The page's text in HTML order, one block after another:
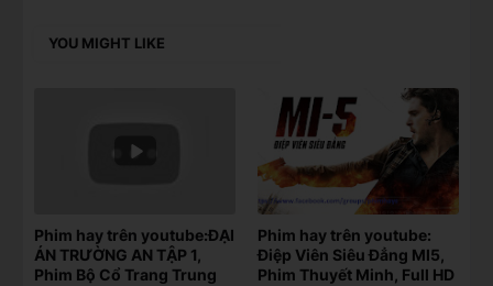
YOU MIGHT LIKE
Phim hay trên youtube:ĐẠI
ÁN TRƯỜNG AN TẬP 1,
Phim Bộ Cổ Trang Trung
Phim hay trên youtube:
Điệp Viên Siêu Đẳng MI5,
Phim Thuyết Minh, Full HD